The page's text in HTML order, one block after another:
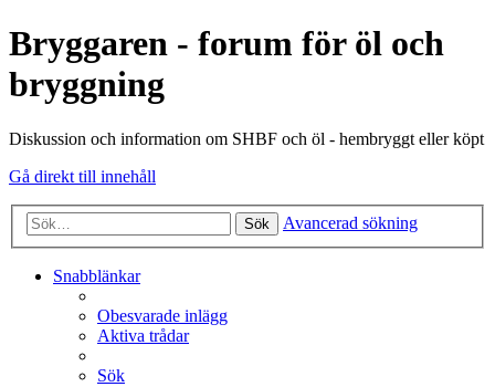
Bryggaren - forum för öl och
bryggning
Diskussion och information om SHBF och öl - hembryggt eller köpt
Gå direkt till innehåll
Sök Avancerad sökning
Snabblänkar
Obesvarade inlägg
Aktiva trådar
Sök